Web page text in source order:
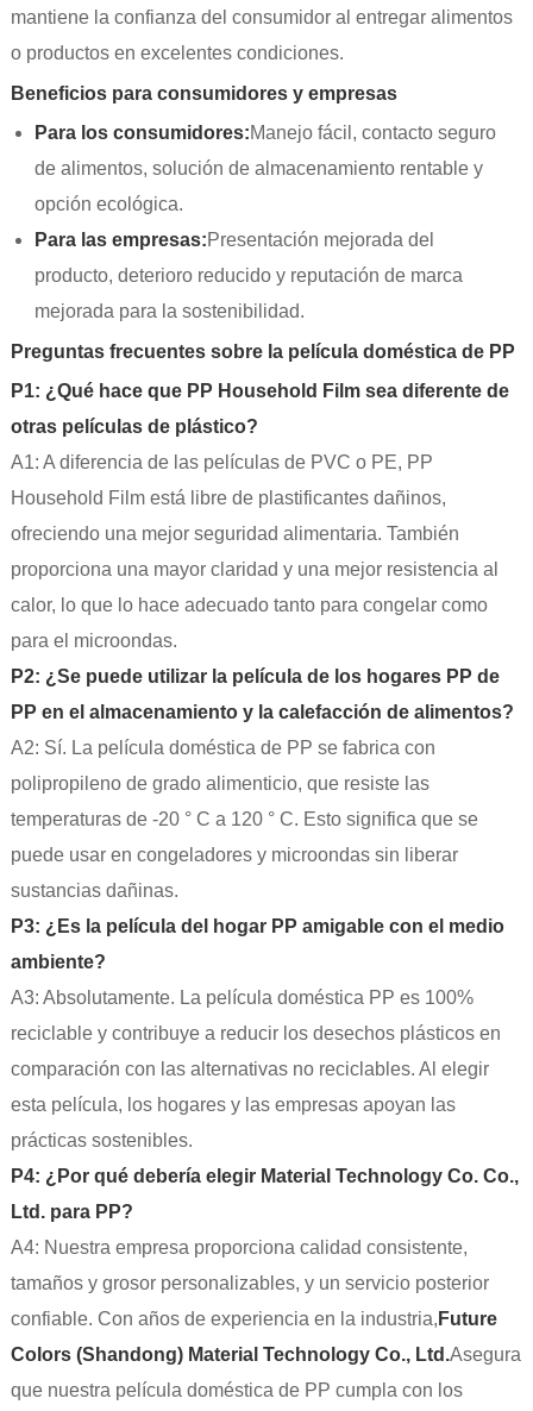
mantiene la confianza del consumidor al entregar alimentos
o productos en excelentes condiciones.
Beneficios para consumidores y empresas
Para los consumidores:Manejo fácil, contacto seguro
de alimentos, solución de almacenamiento rentable y
opción ecológica.
Para las empresas:Presentación mejorada del
producto, deterioro reducido y reputación de marca
mejorada para la sostenibilidad.
Preguntas frecuentes sobre la película doméstica de PP
P1: ¿Qué hace que PP Household Film sea diferente de
otras películas de plástico?
A1: A diferencia de las películas de PVC o PE, PP
Household Film está libre de plastificantes dañinos,
ofreciendo una mejor seguridad alimentaria. También
proporciona una mayor claridad y una mejor resistencia al
calor, lo que lo hace adecuado tanto para congelar como
para el microondas.
P2: ¿Se puede utilizar la película de los hogares PP de
PP en el almacenamiento y la calefacción de alimentos?
A2: Sí. La película doméstica de PP se fabrica con
polipropileno de grado alimenticio, que resiste las
temperaturas de -20 ° C a 120 ° C. Esto significa que se
puede usar en congeladores y microondas sin liberar
sustancias dañinas.
P3: ¿Es la película del hogar PP amigable con el medio
ambiente?
A3: Absolutamente. La película doméstica PP es 100%
reciclable y contribuye a reducir los desechos plásticos en
comparación con las alternativas no reciclables. Al elegir
esta película, los hogares y las empresas apoyan las
prácticas sostenibles.
P4: ¿Por qué debería elegir Material Technology Co. Co.,
Ltd. para PP?
A4: Nuestra empresa proporciona calidad consistente,
tamaños y grosor personalizables, y un servicio posterior
confiable. Con años de experiencia en la industria, Future
Colors (Shandong) Material Technology Co., Ltd.Asegura
que nuestra película doméstica de PP cumpla con los